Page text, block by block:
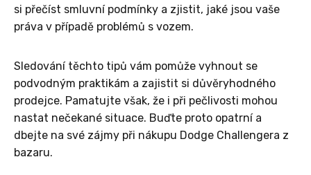
si přečíst smluvní podmínky a zjistit, jaké jsou vaše
práva v případě problémů s vozem.
Sledování těchto tipů vám pomůže vyhnout se
podvodným praktikám a zajistit si důvěryhodného
prodejce. Pamatujte však, že i při pečlivosti mohou
nastat nečekané situace. Buďte proto opatrní a
dbejte na své zájmy při nákupu Dodge Challengera z
bazaru.